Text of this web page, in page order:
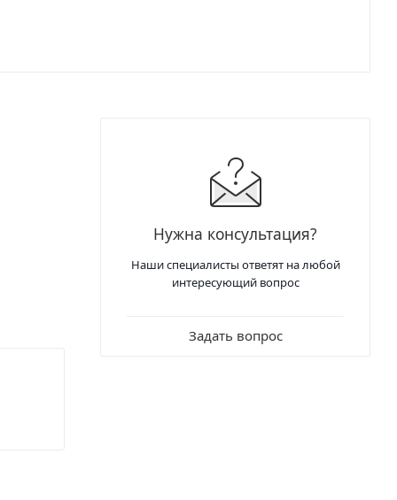
Нужна консультация?
Наши специалисты ответят на любой
интересующий вопрос
Задать вопрос